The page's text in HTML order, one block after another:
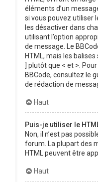
éléments d’un
si vous pouvez utiliser
les désactiver dans
utilisant l’option
de message. Le
HTML, mais les
] plutôt que < et >.
BBCode, consultez le
de rédaction de
Haut
Puis-je utiliser le
Non, il n’est pas
forum. La plupart des
HTML peuvent être
Haut